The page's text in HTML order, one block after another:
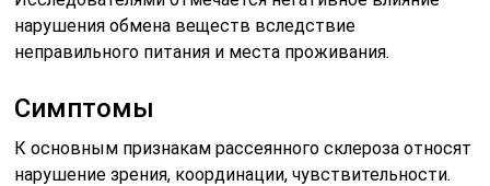
нарушения обмена веществ вследствие
неправильного питания и места проживания.
Симптомы
К основным признакам рассеянного склероза относят
нарушение зрения, координации, чувствительности.